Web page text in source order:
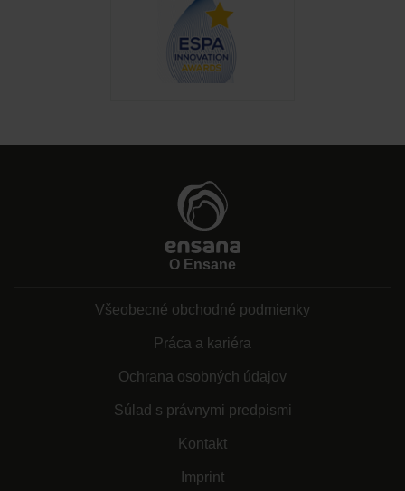
O Ensane
Všeobecné obchodné podmienky
Práca a kariéra
Ochrana osobných údajov
Súlad s právnymi predpismi
Kontakt
Imprint